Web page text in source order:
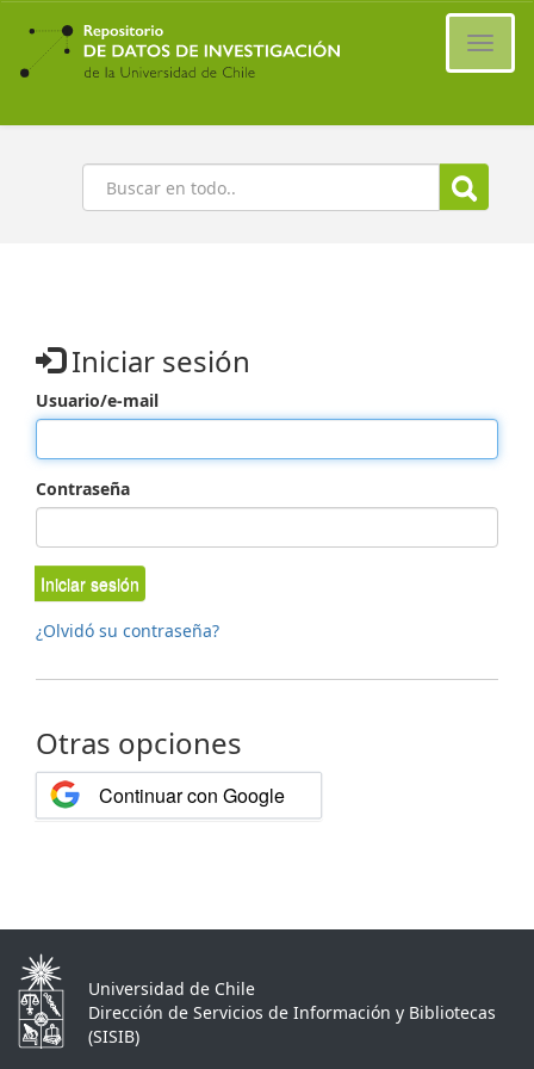
Ir
contenido
principal
Buscar
Iniciar sesión
Usuario/e-mail
Contraseña
Iniciar sesión
¿Olvidó su contraseña?
Otras opciones
Continuar con Google
Universidad de Chile
Dirección de Servicios de Información y Bibliotecas
(SISIB)